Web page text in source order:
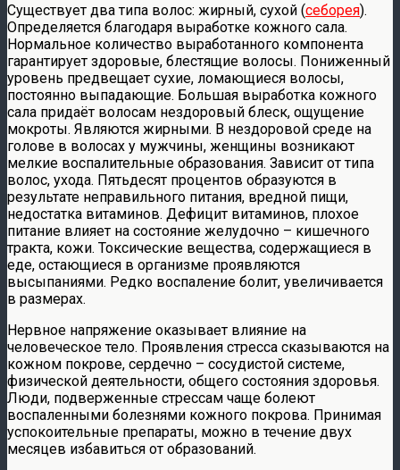
Существует два типа волос: жирный, сухой (себорея).
Определяется благодаря выработке кожного сала.
Нормальное количество выработанного компонента
гарантирует здоровые, блестящие волосы. Пониженный
уровень предвещает сухие, ломающиеся волосы,
постоянно выпадающие. Большая выработка кожного
сала придаёт волосам нездоровый блеск, ощущение
мокроты. Являются жирными. В нездоровой среде на
голове в волосах у мужчины, женщины возникают
мелкие воспалительные образования. Зависит от типа
волос, ухода. Пятьдесят процентов образуются в
результате неправильного питания, вредной пищи,
недостатка витаминов. Дефицит витаминов, плохое
питание влияет на состояние желудочно – кишечного
тракта, кожи. Токсические вещества, содержащиеся в
еде, остающиеся в организме проявляются
высыпаниями. Редко воспаление болит, увеличивается
в размерах.
Нервное напряжение оказывает влияние на
человеческое тело. Проявления стресса сказываются на
кожном покрове, сердечно – сосудистой системе,
физической деятельности, общего состояния здоровья.
Люди, подверженные стрессам чаще болеют
воспаленными болезнями кожного покрова. Принимая
успокоительные препараты, можно в течение двух
месяцев избавиться от образований.